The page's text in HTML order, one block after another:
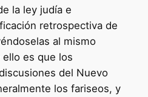
la ley judía e
retrospectiva de
al mismo
es que los
del Nuevo
los fariseos, y